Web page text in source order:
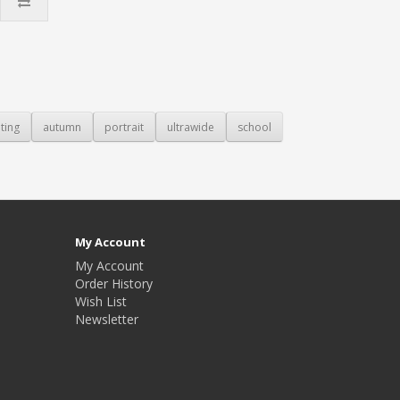
autumn portrait ultrawide school
My Account
My Account
Order History
Wish List
Newsletter